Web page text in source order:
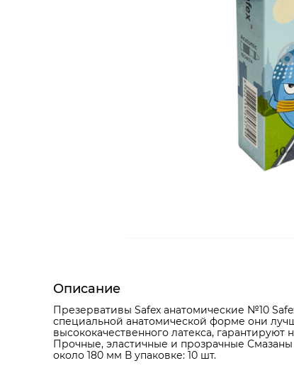
Описание
Презервативы Safex анатомические №10
специальной анатомической форме они
высококачественного латекса,
Прочные, эластичные и прозрачные
около 180 мм В упаковке: 10 шт.